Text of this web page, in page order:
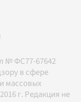
№ ФС77-67642
в сфере
массовых
г. Редакция не